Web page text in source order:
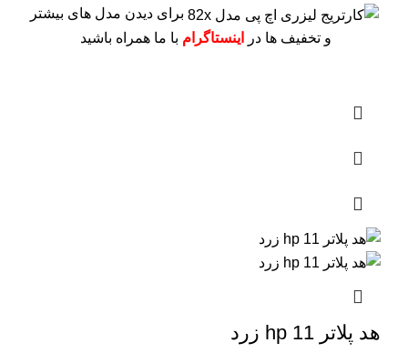
برای دیدن مدل های بیشتر
و تخفیف ها در
اینستاگرام با ما همراه باشید
هد پلاتر 11 hp زرد